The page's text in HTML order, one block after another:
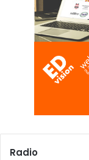
Radio